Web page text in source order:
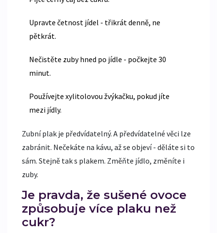
Upravte četnost jídel - třikrát denně, ne
pětkrát.
Nečistěte zuby hned po jídle - počkejte 30
minut.
Používejte xylitolovou žvýkačku, pokud jíte
mezi jídly.
Zubní plak je předvídatelný. A předvídatelné věci lze
zabránit. Nečekáte na kávu, až se objeví - děláte si to
sám. Stejně tak s plakem. Změňte jídlo, změníte i
zuby.
Je pravda, že sušené ovoce
způsobuje více plaku než
cukr?